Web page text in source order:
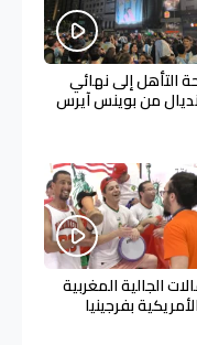
التأهل إلى نهائي
من بوينس آيرس
الجالية المغربية
الأمريكية بفرجينيا